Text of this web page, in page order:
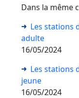
Dans la même
Les stations
adulte
16/05/2024
Les stations
jeune
16/05/2024